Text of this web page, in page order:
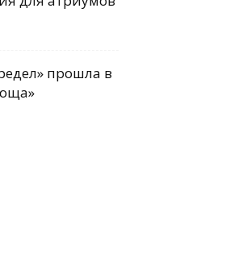
прошла в